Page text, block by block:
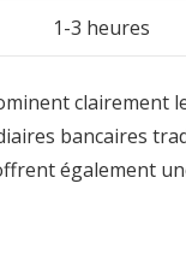
1-3 heures
clairement
bancaires
également